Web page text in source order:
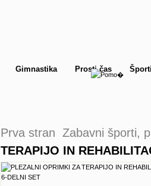
Gimnastika Prosti čas
Prva stran Zabavni športi,
TERAPIJO IN